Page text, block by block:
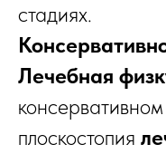
стадиях.
Лечебная
плоскостопия